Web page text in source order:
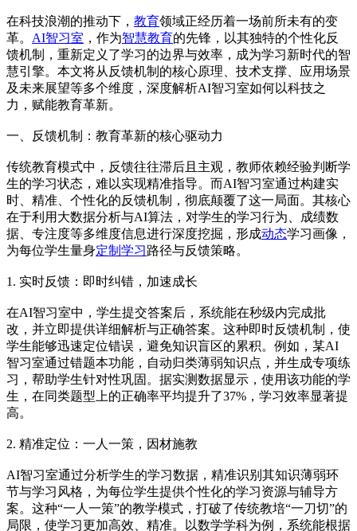
在科技浪潮的推动下， 教育领域正经历着一场前所未有的变
革。 AI智习室 ，作为智慧教育的先锋，以其独特的个性化反
馈机制，重新定义了学习的边界与效率，成为学习新时代的智
慧引擎。本文将从反馈机制的核心原理、技术支撑、应用场景
及未来展望等多个维度，深度解析AI智习室如何以科技之
力，赋能教育革新。
一、反馈机制：教育革新的核心驱动力
传统教育模式中，反馈往往滞后且主观，教师依赖经验判断学
生的学习状态，难以实现精准指导。而AI智习室通过构建实
时、精准、个性化的反馈机制，彻底颠覆了这一局面。其核心
在于利用大数据分析与AI算法，对学生的学习行为、成绩数
据、专注度等多维度信息进行深度挖掘，形成动态学习画像，
为每位学生量身定制学习路径与反馈策略。
1. 实时反馈：即时纠错，加速成长
在AI智习室中，学生提交答案后，系统能在秒级内完成批
改，并立即提供详细解析与正确答案。这种即时反馈机制，使
学生能够迅速定位错误，避免知识盲区的累积。例如，某AI
智习室通过错题本功能，自动归类薄弱知识点，并生成专项练
习，帮助学生针对性巩固。据实测数据显示，使用该功能的学
生，在同类题型上的正确率平均提升了37%，学习效率显著提
高。
2. 精准定位：一人一策，因材施教
AI智习室通过分析学生的学习数据，精准识别其知识薄弱环
节与学习风格，为每位学生提供个性化的学习资源与辅导方
案。这种“一人一策”的教学模式，打破了传统教培“一刀切”的
局限，使学习更加高效、精准。以数学学科为例，系统能根据